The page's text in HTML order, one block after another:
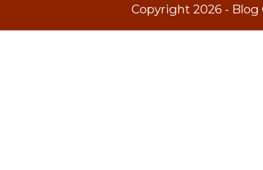
Copyright 2026 - Blog